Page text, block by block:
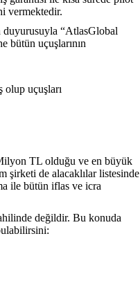
vermektedir.
duyurusuyla “AtlasGlobal
bütün uçuşlarının
olup uçuşları
TL olduğu ve en büyük
şirketi de alacaklılar listesinde
ile bütün iflas ve icra
değildir. Bu konuda